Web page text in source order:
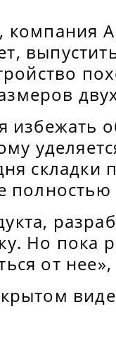
избежать
складки
полностью
Но пока
от